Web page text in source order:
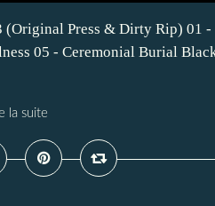
(Original Press & Dirty Rip) 01
05 - Ceremonial Burial
la suite